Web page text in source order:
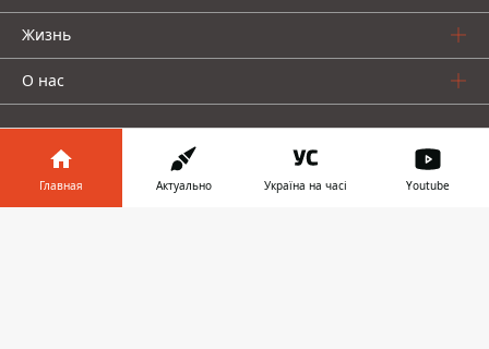
Жизнь
О нас
Главная Актуально Україна на часі Youtube